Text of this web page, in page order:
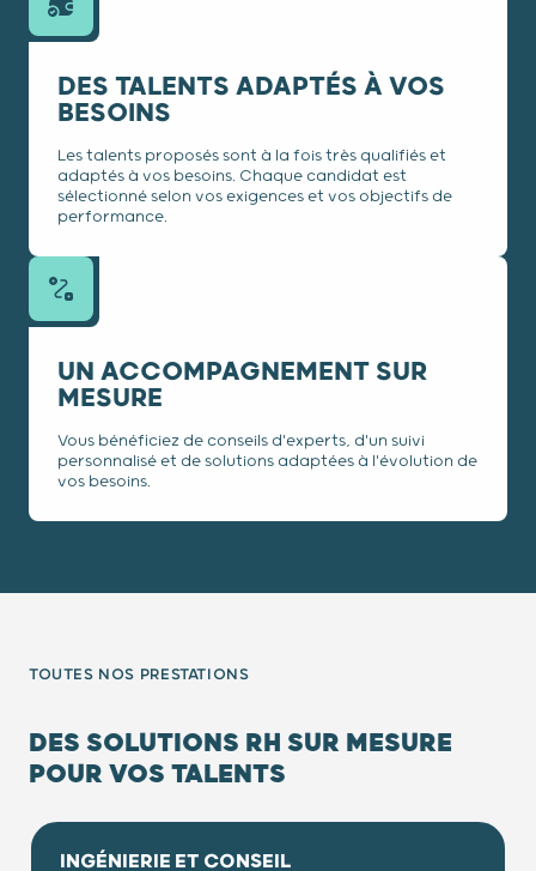
DES TALENTS ADAPTÉS À VOS
BESOINS
Les talents proposés sont à la fois très qualifiés et
adaptés à vos besoins. Chaque candidat est
sélectionné selon vos exigences et vos objectifs de
performance.
UN ACCOMPAGNEMENT SUR
MESURE
Vous bénéficiez de conseils d'experts, d'un suivi
personnalisé et de solutions adaptées à l'évolution de
vos besoins.
TOUTES NOS PRESTATIONS
DES SOLUTIONS RH SUR MESURE
POUR VOS TALENTS
INGÉNIERIE ET CONSEIL